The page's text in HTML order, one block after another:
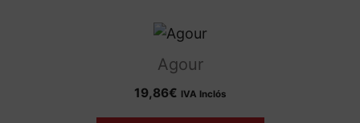
Agour
19,86€ IVA Inclós